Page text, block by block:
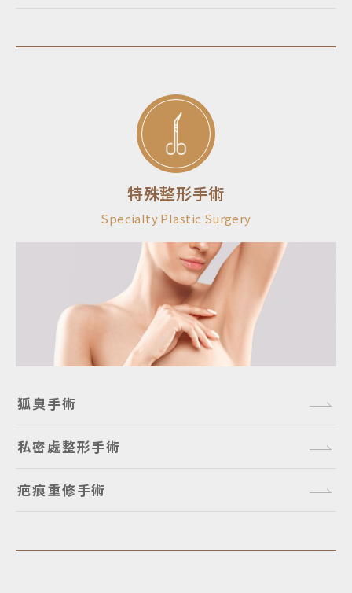
特殊整形手術
Specialty Plastic Surgery
狐臭手術
私密處整形手術
疤痕重修手術